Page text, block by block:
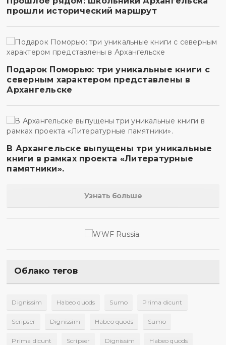
прошли исторический маршрут
Подарок Поморью: три уникальные книги с
северным характером представлены в
Архангельске
В Архангельске выпущены три уникальные
книги в рамках проекта «Литературные
памятники».
Узнать больше
Облако тегов
Dignissim Habeo quods Sumo Prima dicunt
Scripser Dignissim Habeo quods Sumo
Prima dicunt Scripser Dignissim Habeo quods